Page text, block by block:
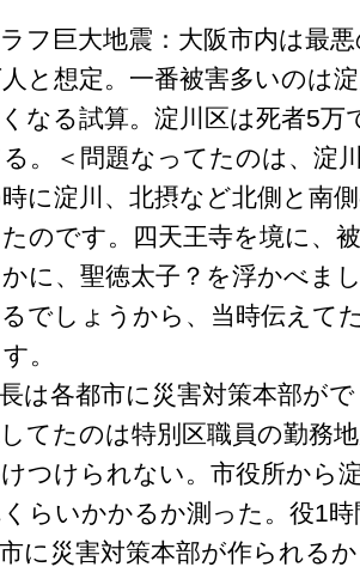
フ巨大地震：大阪市内は最
と想定。一番被害多いのは
なる試算。淀川区は死者5万
。＜問題なってたのは、淀
に淀川、北摂など北側と南
のです。四天王寺を境に、
に、聖徳太子？を浮かべま
でしょうから、当時伝えて
。
は各都市に災害対策本部が
てたのは特別区職員の勤務
つけられない。市役所から
らいかかるか測った。役1
に災害対策本部が作られる